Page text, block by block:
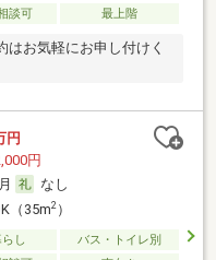
談可 最上階
はお気軽にお申し付けく
円
円
なし
（35m2）
し
バス・トイレ別